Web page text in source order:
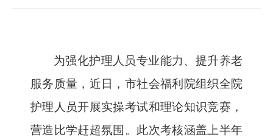
为强化护理人员专业能力、提升养老
服务质量， 近日， 市社会福利院组织全院
护理人员开展实操考试和理论知识竞赛，
营造比学赶超氛围。此次考核涵盖上半年